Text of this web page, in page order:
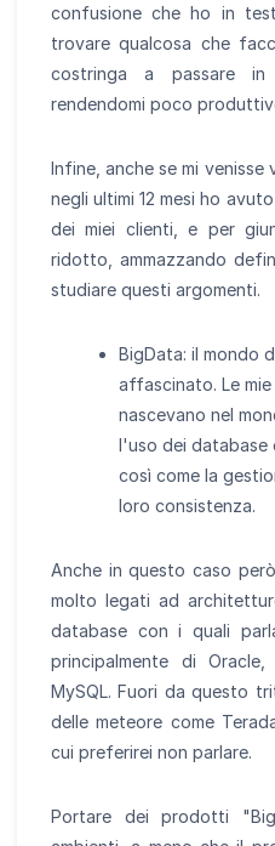
confusione che ho in
trovare qualcosa che
costringa a passare in
rendendomi poco
Infine, anche se mi venisse
negli ultimi 12 mesi ho
dei miei clienti, e per
ridotto, ammazzando
studiare questi argomenti.
BigData: il mondo
affascinato. Le
nascevano nel
l'uso dei database
così come la
loro consistenza.
Anche in questo caso
molto legati ad
database con i quali
principalmente di
MySQL. Fuori da questo
delle meteore come
cui preferirei non parlare.
Portare dei prodotti